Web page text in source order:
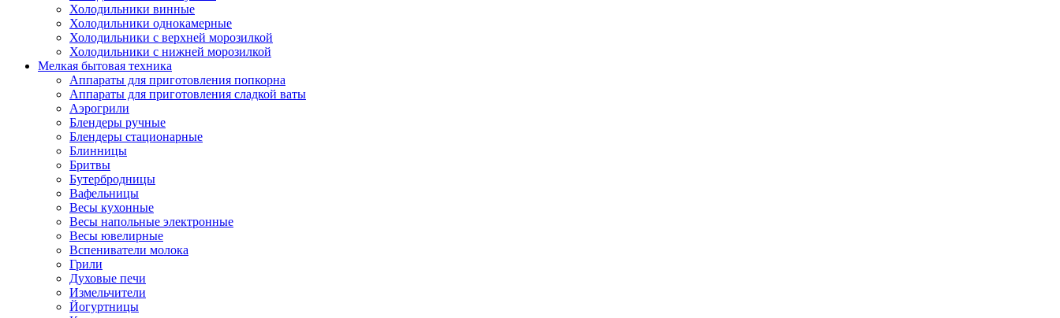
Холодильники винные
Холодильники однокамерные
Холодильники с верхней морозилкой
Холодильники с нижней морозилкой
Мелкая бытовая техника
Аппараты для приготовления попкорна
Аппараты для приготовления сладкой ваты
Аэрогрили
Блендеры ручные
Блендеры стационарные
Блинницы
Бритвы
Бутербродницы
Вафельницы
Весы кухонные
Весы напольные электронные
Весы ювелирные
Вспениватели молока
Грили
Духовые печи
Измельчители
Йогуртницы